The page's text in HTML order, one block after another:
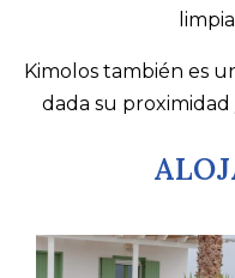
Kimolos también es
dada su proximidad